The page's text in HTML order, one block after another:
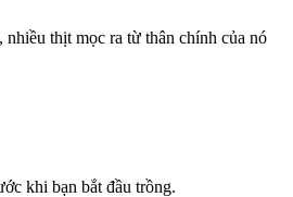
thịt mọc ra từ thân chính của nó
khi bạn bắt đầu trồng.